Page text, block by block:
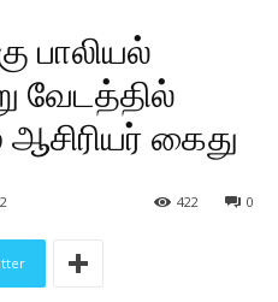
பாலியல்
வேடத்தில்
கைது
0
422